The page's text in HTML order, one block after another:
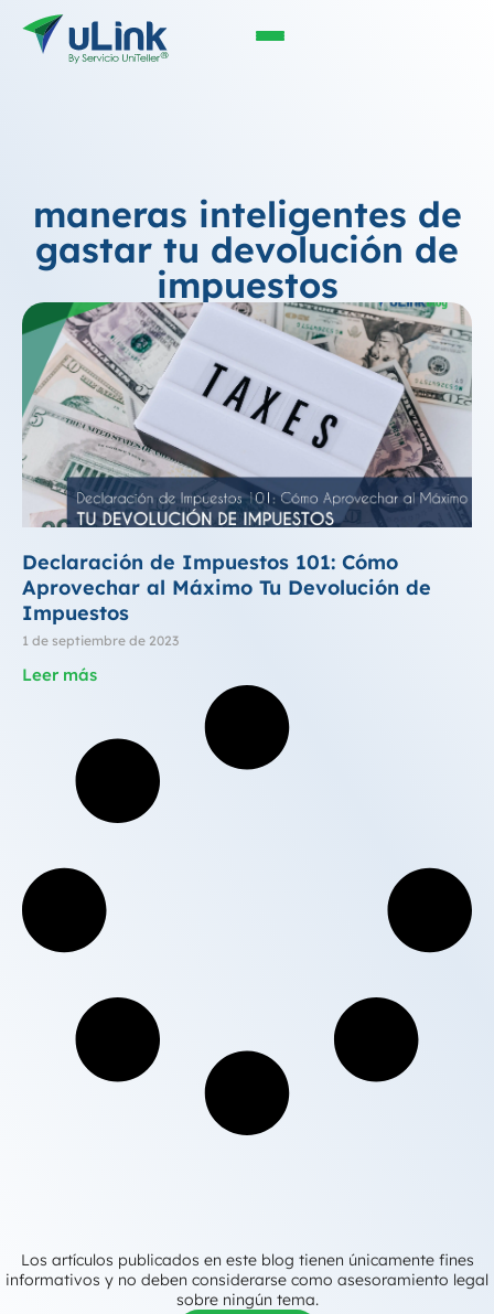
maneras inteligentes de
gastar tu devolución de
impuestos
Declaración de Impuestos 101: Cómo
Aprovechar al Máximo Tu Devolución de
Impuestos
1 de septiembre de 2023
Leer más
Los artículos publicados en este blog tienen únicamente fines
informativos y no deben considerarse como asesoramiento legal
sobre ningún tema.